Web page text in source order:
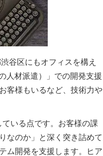
谷区にもオフィスを構え
人材派遣）」での開発支援
客様もいるなど、技術力や
いる点です。お客様の課
なのか」と深く突き詰めて
ム開発を支援します。ヒア